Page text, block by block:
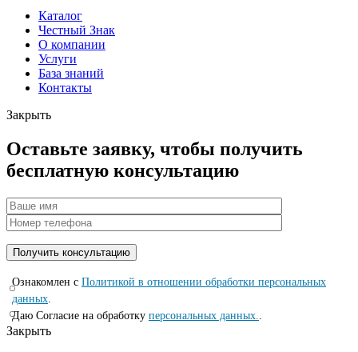
Каталог
Честный Знак
О компании
Услуги
База знаний
Контакты
Закрыть
Оставьте заявку, чтобы получить
бесплатную консультацию
Ознакомлен с Политикой в отношении обработки персональных
данных
Даю Согласие на обработку персональных данных.
Закрыть